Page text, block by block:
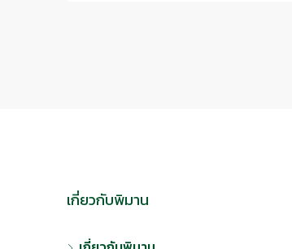
เกี่ยวกับพิมาน